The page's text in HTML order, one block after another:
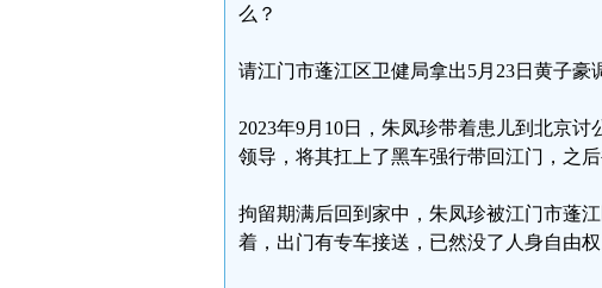
么？
请江门市蓬江区卫健局拿出5月23日黄子豪
2023年9月10日，朱凤珍带着患儿到北京
领导，将其扛上了黑车强行带回江门，之
拘留期满后回到家中，朱凤珍被江门市蓬
着，出门有专车接送，已然没了人身自由权